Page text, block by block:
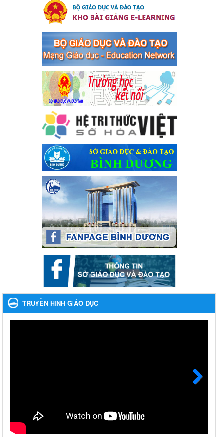
tổ chức đánh bạc và đánh bạc
Kế hoạch thực hiện Chỉ thị số 16/CT-TTg ngày 27/05/2023 của
phạm, vi phạm pháp luật liên quan đến hoạt động tổ chức đánh
bạc và đánh bạc
Ngày ban hành: 04/03/2024
Kế hoạch Tổ chức Hội trại truyền thống học sinh thị xã Bến
Cát Lần thứ VIII, năm học 2023-2024
Kế hoạch Tổ chức Hội trại truyền thống học sinh thị xã Bến Cát
Lần thứ VIII, năm học 2023-2024
Ngày ban hành: 28/12/2023
Phối hợp rà soát nhu cầu tiêm vắc xin phòng Covid 19
Phối hợp rà soát nhu cầu tiêm vắc xin phòng Covid 19
Ngày ban hành: 22/11/2023
Phát động, triển khai Cuộc thi " An toàn giao thông cho nụ
cười ngày mai" dành cho học sinh và giáo viên trung học
năm học 2023-2024
Phát động, triển khai Cuộc thi " An toàn giao thông cho nụ cười
ngày mai" dành cho học sinh và giáo viên trung học năm học
Ngày ban hành: 22/11/2023
Nhắc nhỡ thực hiện thanh toán không dùng tiền mặt các
khoản thu trong nhà trường năm học 2023-2024 và các năm
Nhắc nhỡ thực hiện thanh toán không dùng tiền mặt các khoản
thu trong nhà trường năm học 2023-2024 và các năm tiếp theo
Ngày ban hành: 27/09/2023
bổng, hỗ trợ của Chương trình "Tiếp sức đến trường" năm
Ngày ban hành: 22/08/2023
TRUYỀN HÌNH GIÁO DỤC